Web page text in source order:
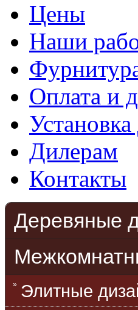
Цены
Наши
Оплата и
Дилерам
Контакты
Деревяные
Элитные